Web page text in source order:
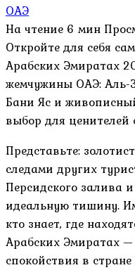
ОАЭ
На чтение 6 мин
Откройте для себя
Арабских Эмиратах
жемчужины ОАЭ: Аль-
Бани Яс и
выбор для ценителей
Представьте:
следами других
Персидского залива
идеальную тишину.
кто знает, где
Арабских Эмиратах
спокойствия в